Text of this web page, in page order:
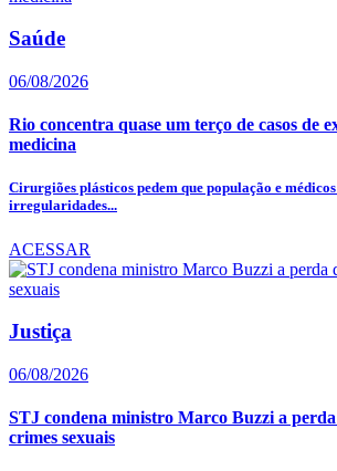
Saúde
06/08/2026
Rio concentra quase um terço de casos de
medicina
Cirurgiões plásticos pedem que população e
irregularidades...
ACESSAR
Justiça
06/08/2026
STJ condena ministro Marco Buzzi a
crimes sexuais